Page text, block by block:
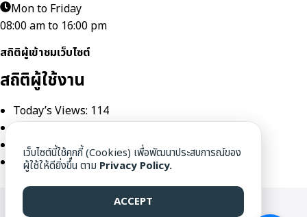
Mon to Friday
08:00 am to 16:00 pm
สถิติผู้เข้าชมเว็บไซต์
สถิติผู้ใช้งาน
Today’s Views: 114
Yesterday’s Views: 600
Last 30 Days Views:18,652
WWW.DAMRONG.AC.TH ©[1976] ALL RIGHTS RESERVED.
เว็บไซต์นี้ใช้คุกกี้ (Cookies) เพื่อพัฒนาประสบการณ์ของ
ผู้ใช้ให้ดียิ่งขึ้น ตาม Privacy Policy.
ACCEPT